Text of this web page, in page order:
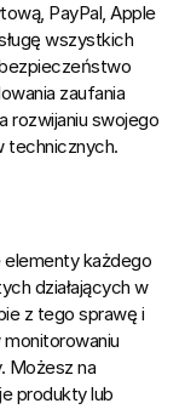
PayPal, Apple
wszystkich
zaufania
rozwijaniu swojego
technicznych.
elementy każdego
działających w
z tego sprawę i
Możesz na
produkty lub